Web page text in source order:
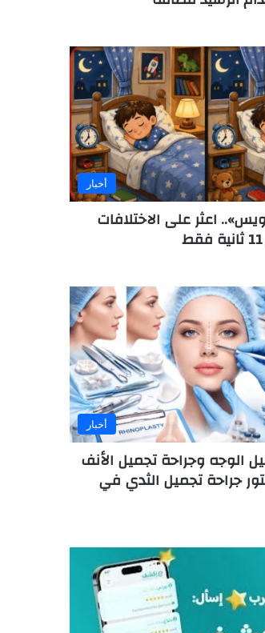
أخبار
اعثر على الاختلافات
أخبار
الوجه وجراحة تجميل الأنف
جراحة تجميل الثدي في